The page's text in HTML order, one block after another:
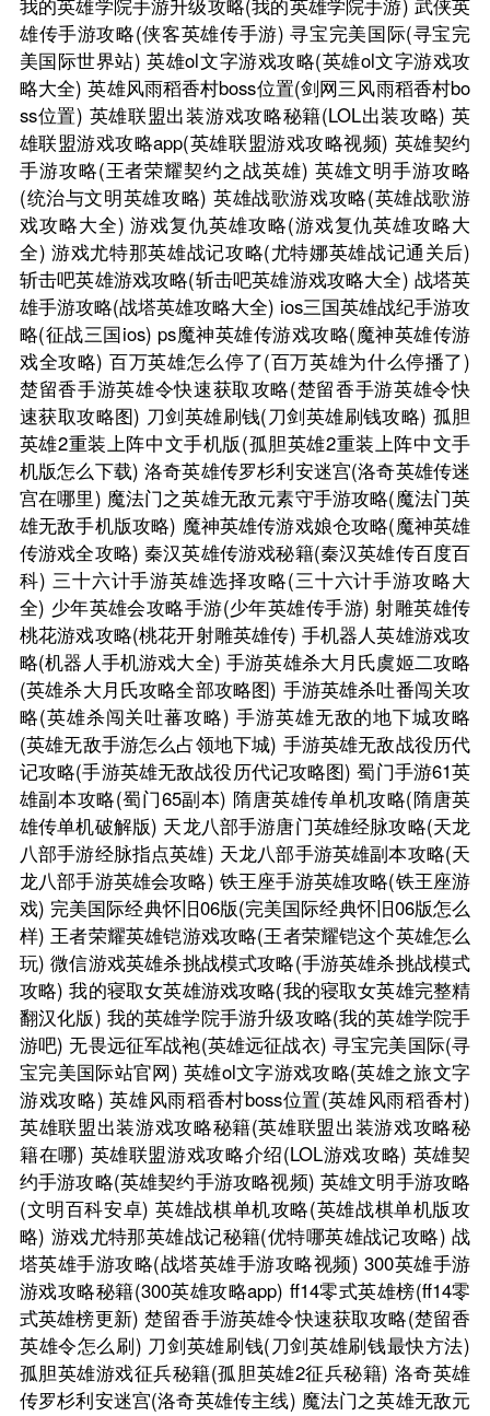
雄传手游攻略(侠客英雄传手游) 寻宝完美国际(寻宝完
美国际世界站) 英雄ol文字游戏攻略(英雄ol文字游戏攻
略大全) 英雄风雨稻香村boss位置(剑网三风雨稻香村bo
ss位置) 英雄联盟出装游戏攻略秘籍(LOL出装攻略) 英
雄联盟游戏攻略app(英雄联盟游戏攻略视频) 英雄契约
手游攻略(王者荣耀契约之战英雄) 英雄文明手游攻略
(统治与文明英雄攻略) 英雄战歌游戏攻略(英雄战歌游
戏攻略大全) 游戏复仇英雄攻略(游戏复仇英雄攻略大
全) 游戏尤特那英雄战记攻略(尤特娜英雄战记通关后)
斩击吧英雄游戏攻略(斩击吧英雄游戏攻略大全) 战塔英
雄手游攻略(战塔英雄攻略大全) ios三国英雄战纪手游攻
略(征战三国ios) ps魔神英雄传游戏攻略(魔神英雄传游
戏全攻略) 百万英雄怎么停了(百万英雄为什么停播了)
楚留香手游英雄令快速获取攻略(楚留香手游英雄令快
速获取攻略图) 刀剑英雄刷钱(刀剑英雄刷钱攻略) 孤胆
英雄2重装上阵中文手机版(孤胆英雄2重装上阵中文手
机版怎么下载) 洛奇英雄传罗杉利安迷宫(洛奇英雄传迷
宫在哪里) 魔法门之英雄无敌元素守手游攻略(魔法门英
雄无敌手机版攻略) 魔神英雄传游戏娘仓攻略(魔神英雄
传游戏全攻略) 秦汉英雄传游戏秘籍(秦汉英雄传百度百
科) 三十六计手游英雄选择攻略(三十六计手游攻略大
全) 少年英雄会攻略手游(少年英雄传手游) 射雕英雄传
桃花游戏攻略(桃花开射雕英雄传) 手机器人英雄游戏攻
略(机器人手机游戏大全) 手游英雄杀大月氏虞姬二攻略
(英雄杀大月氏攻略全部攻略图) 手游英雄杀吐番闯关攻
略(英雄杀闯关吐蕃攻略) 手游英雄无敌的地下城攻略
(英雄无敌手游怎么占领地下城) 手游英雄无敌战役历代
记攻略(手游英雄无敌战役历代记攻略图) 蜀门手游61英
雄副本攻略(蜀门65副本) 隋唐英雄传单机攻略(隋唐英
雄传单机破解版) 天龙八部手游唐门英雄经脉攻略(天龙
八部手游经脉指点英雄) 天龙八部手游英雄副本攻略(天
龙八部手游英雄会攻略) 铁王座手游英雄攻略(铁王座游
戏) 完美国际经典怀旧06版(完美国际经典怀旧06版怎么
样) 王者荣耀英雄铠游戏攻略(王者荣耀铠这个英雄怎么
玩) 微信游戏英雄杀挑战模式攻略(手游英雄杀挑战模式
攻略) 我的寝取女英雄游戏攻略(我的寝取女英雄完整精
翻汉化版) 我的英雄学院手游升级攻略(我的英雄学院手
游吧) 无畏远征军战袍(英雄远征战衣) 寻宝完美国际(寻
宝完美国际站官网) 英雄ol文字游戏攻略(英雄之旅文字
游戏攻略) 英雄风雨稻香村boss位置(英雄风雨稻香村)
英雄联盟出装游戏攻略秘籍(英雄联盟出装游戏攻略秘
籍在哪) 英雄联盟游戏攻略介绍(LOL游戏攻略) 英雄契
约手游攻略(英雄契约手游攻略视频) 英雄文明手游攻略
(文明百科安卓) 英雄战棋单机攻略(英雄战棋单机版攻
略) 游戏尤特那英雄战记秘籍(优特哪英雄战记攻略) 战
塔英雄手游攻略(战塔英雄手游攻略视频) 300英雄手游
游戏攻略秘籍(300英雄攻略app) ff14零式英雄榜(ff14零
式英雄榜更新) 楚留香手游英雄令快速获取攻略(楚留香
英雄令怎么刷) 刀剑英雄刷钱(刀剑英雄刷钱最快方法)
孤胆英雄游戏征兵秘籍(孤胆英雄2征兵秘籍) 洛奇英雄
传罗杉利安迷宫(洛奇英雄传主线) 魔法门之英雄无敌元